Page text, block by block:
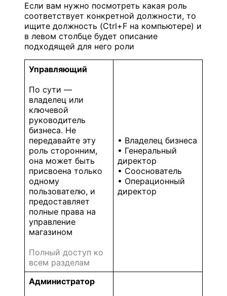
Если вам нужно посмотреть какая роль
соответствует конкретной должности, то
ищите должность (Ctrl+F на компьютере) и
в левом столбце будет описание
подходящей для него роли
Управляющий
По сути —
владелец или
ключевой
руководитель
бизнеса. Не
передавайте эту
роль сторонним,
она может быть
присвоена только
одному
пользователю, и
предоставляет
полные права на
управление
магазином
Полный доступ ко
всем разделам
• Владелец бизнеса
• Генеральный
директор
• Сооснователь
• Операционный
директор
Администратор